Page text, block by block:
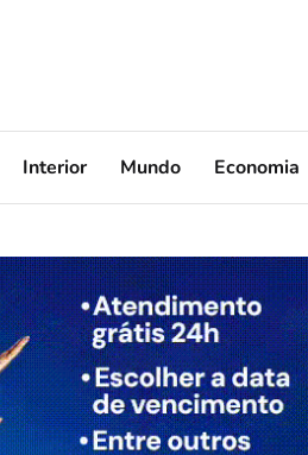
Interior Mundo Economia